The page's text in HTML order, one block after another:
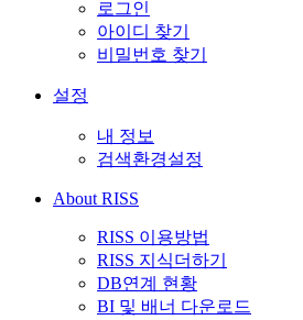
로그인
아이디 찾기
비밀번호 찾기
설정
내 정보
검색환경설정
About RISS
RISS 이용방법
RISS 지식더하기
DB연계 현황
BI 및 배너 다운로드